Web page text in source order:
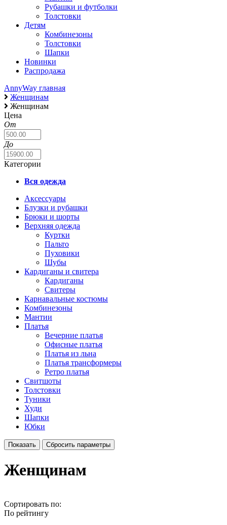
Рубашки и футболки
Толстовки
Детям
Комбинезоны
Толстовки
Шапки
Новинки
Распродажа
AnnyWay главная
Женщинам
Женщинам
Цена
От
До
Категории
Вся одежда
Аксессуары
Блузки и рубашки
Брюки и шорты
Верхняя одежда
Куртки
Пальто
Пуховики
Шубы
Кардиганы и свитера
Кардиганы
Свитеры
Карнавальные костюмы
Комбинезоны
Мантии
Платья
Вечерние платья
Офисные платья
Платья из льна
Платья трансформеры
Ретро платья
Свитшоты
Толстовки
Туники
Худи
Шапки
Юбки
Женщинам
Сортировать по:
По рейтингу